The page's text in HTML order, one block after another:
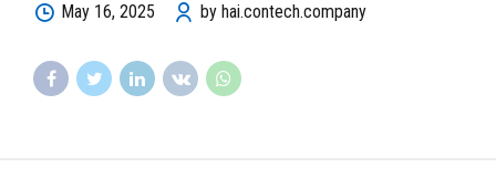
May 16, 2025 by hai.contech.company